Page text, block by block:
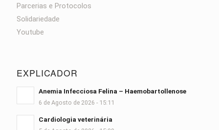
Parcerias e Protocolos
Solidariedade
Youtube
EXPLICADOR
Anemia Infecciosa Felina – Haemobartollenose
6 de Agosto de 2026 - 15:11
Cardiologia veterinária